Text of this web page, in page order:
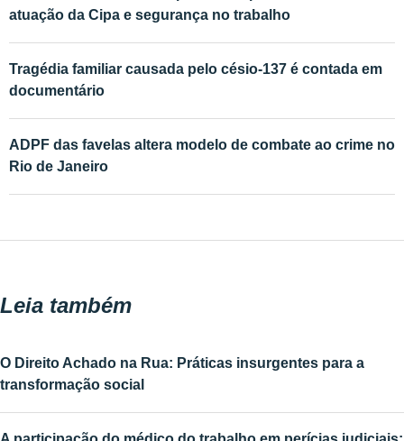
atuação da Cipa e segurança no trabalho
Tragédia familiar causada pelo césio-137 é contada em
documentário
ADPF das favelas altera modelo de combate ao crime no
Rio de Janeiro
Leia também
O Direito Achado na Rua: Práticas insurgentes para a
transformação social